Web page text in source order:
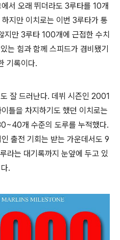
서 오래 뛰더라도 3루타를 10개
지만 이치로는 이번 3루타가 통
만 3루타 100개에 근접한 수치
는 힘과 함께 스피드가 겸비됐기
기록이다.
잘 드러난다. 데뷔 시즌인 2001
틀을 차지하기도 했던 이치로는
개 수준의 도루를 누적했다.
출전 기회는 받는 가운데서도 9
라는 대기록까지 눈앞에 두고 있
다.